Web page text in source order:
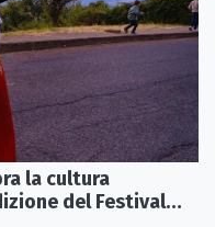
la cultura
del Festival